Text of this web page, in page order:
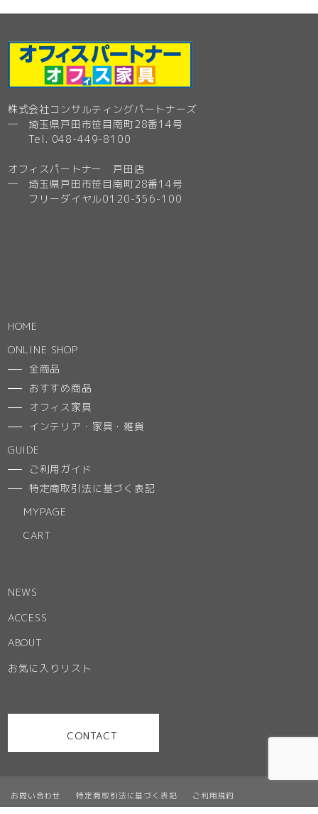
お問い合わせ 特定商取引法に基づく表記 ご利用規約
株式会社コンサルティングパートナーズ
─ 埼玉県戸田市笹目南町28番14号
Tel. 048-449-8100
オフィスパートナー 戸田店
─ 埼玉県戸田市笹目南町28番14号
フリーダイヤル0120-356-100
HOME
ONLINE SHOP
全商品
おすすめ商品
オフィス家具
インテリア・家具・雑貨
GUIDE
ご利用ガイド
特定商取引法に基づく表記
MYPAGE
CART
NEWS
ACCESS
ABOUT
お気に入りリスト
CONTACT